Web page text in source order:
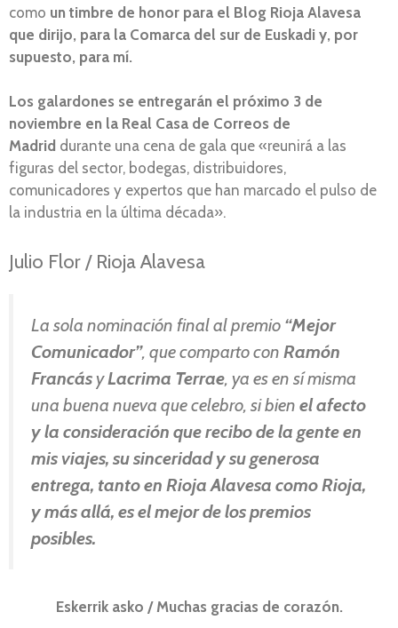
como un timbre de honor para el Blog Rioja Alavesa
que dirijo, para la Comarca del sur de Euskadi y, por
supuesto, para mí.
Los galardones se entregarán el próximo 3 de
noviembre en la Real Casa de Correos de
Madrid durante una cena de gala que «reunirá a las
figuras del sector, bodegas, distribuidores,
comunicadores y expertos que han marcado el pulso de
la industria en la última década».
Julio Flor / Rioja Alavesa
La sola nominación final al premio “Mejor
Comunicador”, que comparto con Ramón
FrancásyLacrima Terrae, ya es en sí misma
una buena nueva que celebro, si bien el afecto
y la consideración que recibo de la gente en
mis viajes, su sinceridad y su generosa
entrega, tanto en Rioja Alavesa como Rioja,
y más allá, es el mejor de los premios
posibles.
Eskerrik asko / Muchas gracias de corazón.